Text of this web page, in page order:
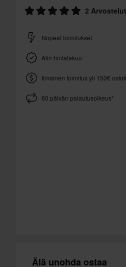
2 Arvostelut
Nopeat toimitukset
Alin hintatakuu
Ilmainen toimitus yli 150€
60 päivän palautusoikeus*
Älä unohda ostaa